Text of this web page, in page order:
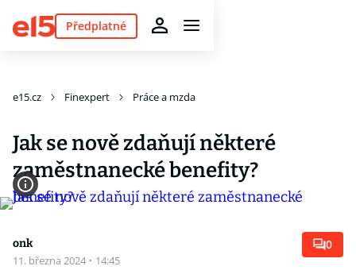
Předplatné
e15.cz Finexpert Práce a mzda
Jak se nově zdaňují některé
zaměstnanecké benefity?
onk
11. března 2024 · 14:45
0